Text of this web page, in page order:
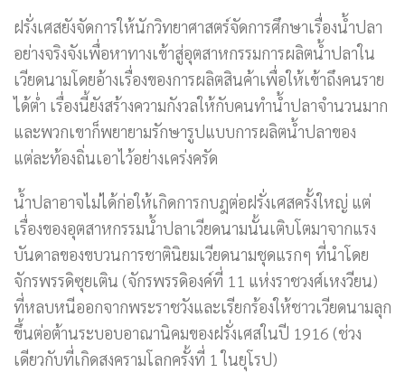
ฝรั่งเศสยังจัดการให้นักวิทยาศาสตร์จัดการศึกษาเรื่องน้ำปลา
อย่างจริงจังเพื่อหาทางเข้าสู่อุตสาหกรรมการผลิตน้ำปลาใน
เวียดนามโดยอ้างเรื่องของการผลิตสินค้าเพื่อให้เข้าถึงคนราย
ได้ต่ำ เรื่องนี้ยังสร้างความกังวลให้กับคนทำน้ำปลาจำนวนมาก
และพวกเขาก็พยายามรักษารูปแบบการผลิตน้ำปลาของ
แต่ละท้องถิ่นเอาไว้อย่างเคร่งครัด
น้ำปลาอาจไม่ได้ก่อให้เกิดการกบฎต่อฝรั่งเศสครั้งใหญ่ แต่
เรื่องของอุตสาหกรรมน้ำปลาเวียดนามนั้นเติบโตมาจากแรง
บันดาลของขบวนการชาตินิยมเวียดนามชุดแรกๆ ที่นำโดย
จักรพรรดิซุยเติน (จักรพรรดิองค์ที่ 11 แห่งราชวงศ์เหงวียน)
ที่หลบหนีออกจากพระราชวังและเรียกร้องให้ชาวเวียดนามลุก
ขึ้นต่อต้านระบอบอาณานิคมของฝรั่งเศสในปี 1916 (ช่วง
เดียวกับที่เกิดสงครามโลกครั้งที่ 1 ในยุโรป)